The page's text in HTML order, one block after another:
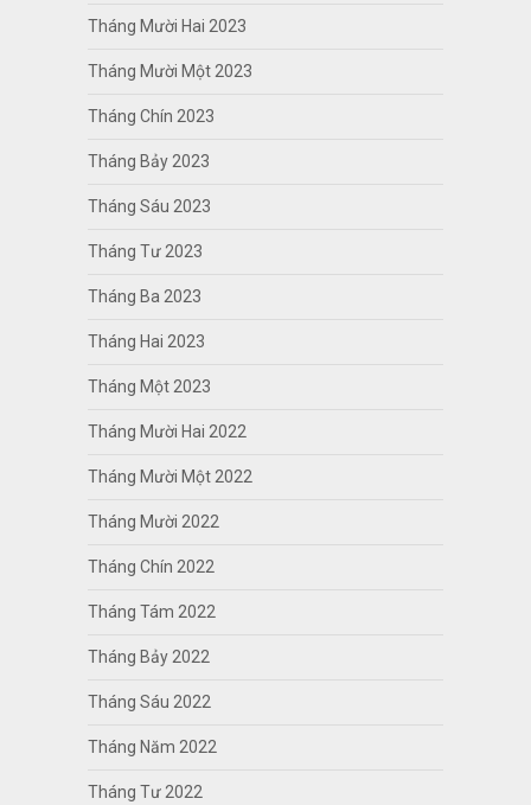
Tháng Mười Hai 2023
Tháng Mười Một 2023
Tháng Chín 2023
Tháng Bảy 2023
Tháng Sáu 2023
Tháng Tư 2023
Tháng Ba 2023
Tháng Hai 2023
Tháng Một 2023
Tháng Mười Hai 2022
Tháng Mười Một 2022
Tháng Mười 2022
Tháng Chín 2022
Tháng Tám 2022
Tháng Bảy 2022
Tháng Sáu 2022
Tháng Năm 2022
Tháng Tư 2022